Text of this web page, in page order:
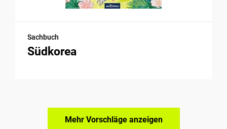
Sachbuch
Südkorea
Mehr Vorschläge anzeigen